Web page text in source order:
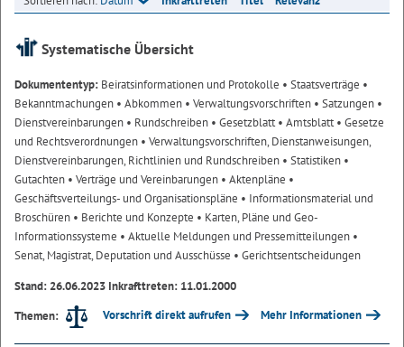
Systematische Übersicht
Dokumententyp: Beiratsinformationen und Protokolle • Staatsverträge •
Bekanntmachungen • Abkommen • Verwaltungsvorschriften • Satzungen •
Dienstvereinbarungen • Rundschreiben • Gesetzblatt• Amtsblatt• Gesetze
und Rechtsverordnungen • Verwaltungsvorschriften, Dienstanweisungen,
Dienstvereinbarungen, Richtlinien und Rundschreiben • Statistiken •
Gutachten • Verträge und Vereinbarungen • Aktenpläne •
Geschäftsverteilungs- und Organisationspläne • Informationsmaterial und
Broschüren • Berichte und Konzepte • Karten, Pläne und Geo-
Informationssysteme • Aktuelle Meldungen und Pressemitteilungen •
Senat, Magistrat, Deputation und Ausschüsse • Gerichtsentscheidungen
Stand: 26.06.2023 Inkrafttreten: 11.01.2000
Themen:
Vorschrift direkt aufrufen Mehr Informationen